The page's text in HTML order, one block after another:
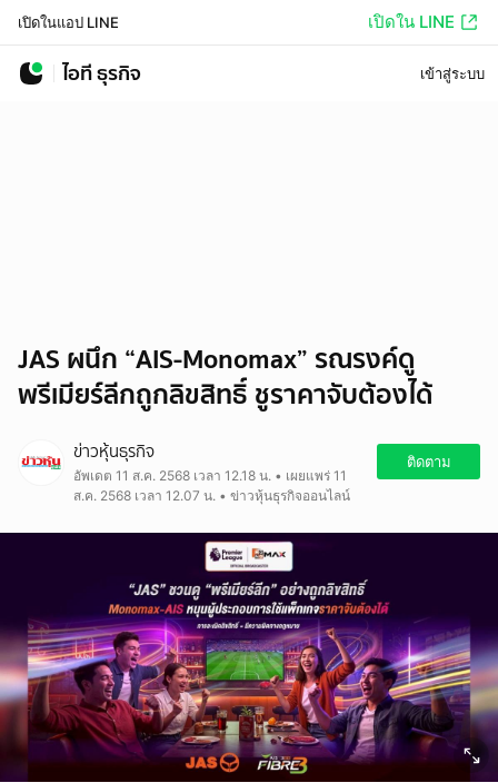
เปิดในแอป LINE เปิดใน LINE
ไอที ธุรกิจ เข้าสู่ระบบ
JAS ผนึก “AIS-Monomax” รณรงค์ดู
พรีเมียร์ลีกถูกลิขสิทธิ์ ชูราคาจับต้องได้
ข่าวหุ้นธุรกิจ
อัพเดต 11 ส.ค. 2568 เวลา 12.18 น. • เผยแพร่ 11
ส.ค. 2568 เวลา 12.07 น. • ข่าวหุ้นธุรกิจออนไลน์
ติดตาม